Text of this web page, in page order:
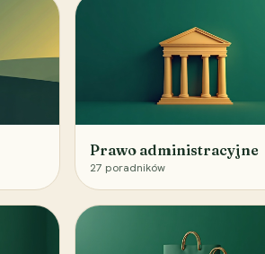
Prawo administracyjne
27 poradników